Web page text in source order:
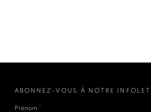
ABONNEZ-VOUS À NOTRE
Prénom *